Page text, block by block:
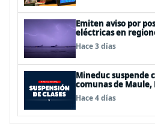
Emiten aviso por
eléctricas en
Hace 3 días
Mineduc suspende
comunas de
para este lunes
Hace 4 días